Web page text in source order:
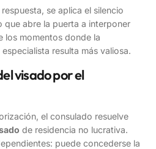
se aplica el silencio
que abre la puerta a interponer
los momentos donde la
resulta más valiosa.
visado por el
el consulado resuelve
de residencia no lucrativa.
puede concederse la